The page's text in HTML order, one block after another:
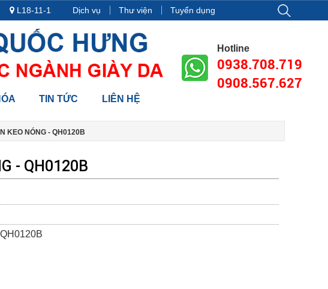
L18-11-13, Tầng 18, tòa nhà Vincom Center Đồng Khởi, Số 72 Lê Thánh Tôn,
Dịch vụ Thư viện Tuyển dụng
TIN TỨC LIÊN HỆ
Hotline
0938.708.719
0908.567.627
KEO NÓNG - QH0120B
- QH0120B